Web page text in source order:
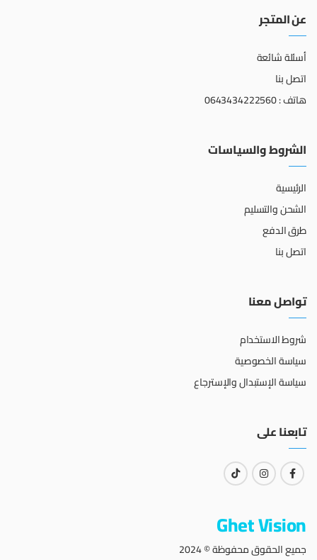
عن المتجر
أسئلة شائعة
اتصل بنا
هاتف : 0643434222560
الشروط والسياسات
الرئيسية
الشحن والتسليم
طرق الدفع
اتصل بنا
تواصل معنا
شروط الاستخدام
سياسة الخصوصية
سياسة الإستبدال والإسترجاع
تابعنا على
Ghet Vision
جميع الحقوق محفوظة © 2024